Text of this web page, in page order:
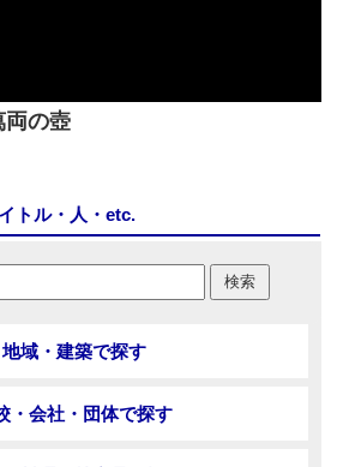
両の壺
トル・人・etc.
地域・建築で探す
・会社・団体で探す